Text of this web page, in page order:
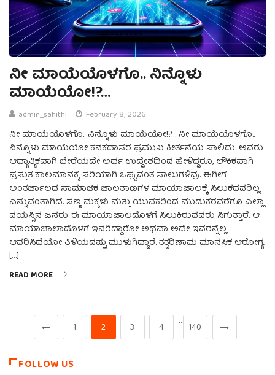
ನೀ ಮಾಯೆಯೊಳಗೊ.. ನಿನ್ನೊಳು
ಮಾಯೆಯೋ!?…
admin_sahithi February 8, 2026
ನೀ ಮಾಯೆಯೊಳಗೊ.. ನಿನ್ನೊಳು ಮಾಯೆಯೋ!?… ನೀ ಮಾಯೆಯೊಳಗೊ..
ನಿನ್ನೊಳು ಮಾಯೆಯೋ ಕನಕದಾಸರ ಪ್ರಮುಖ ಕೀರ್ತನೆಯ ಸಾಲಿದು. ಅವರು
ಆಧ್ಯಾತ್ಮಿಕವಾಗಿ ಬೇರೆಯದೇ ಅರ್ಥ ಉದ್ದೇಶದಿಂದ ಹೇಳಿದ್ದರೂ, ಲೌಕಿಕವಾಗಿ
ಪ್ರಸ್ತುತ ಕಾಲಮಾನಕ್ಕೆ ಸರಿಯಾಗಿ ಒಪ್ಪುವಂತ ಸಾಲುಗಳಿವು. ಈಗೀಗ
ಅಂತರ್ಜಾಲದ ಸಾಮಾಜಿಕ ಜಾಲತಾಣಗಳ ಮಾಯಾಜಾಲಕ್ಕೆ ಸಿಲುಕದವರಿಲ್ಲ
ಎನ್ನುವಂತಾಗಿದೆ. ಸಣ್ಣ ಮಕ್ಕಳು ಮತ್ತು ಯುವಕರಿಂದ ಮುದುಕರವರೆಗೂ ಎಲ್ಲಾ
ವಯಸ್ಸಿನ ಜನರು ಈ ಮಾಯಾಜಾಲದೊಳಗೆ ಸಿಲುಕಿರುವವರು ಸಿಗುತ್ತಾರೆ. ಆ
ಮಾಯಾಜಾಲಾದೊಳಗೆ ಇವರಿದ್ದಾರೋ ಅಥವಾ ಅದೇ ಇವರನ್ನೆಲ್ಲ
ಆವರಿಸಿದೆಯೋ ತಿಳಿಯದಷ್ಟು ಮುಳುಗಿದ್ದಾರೆ. ತತ್ಪರಿಣಾಮ ಮಾನಸಿಕ ಆರೋಗ್ಯ
[…]
READ MORE
1 2 3 4 … 140
FOLLOW US